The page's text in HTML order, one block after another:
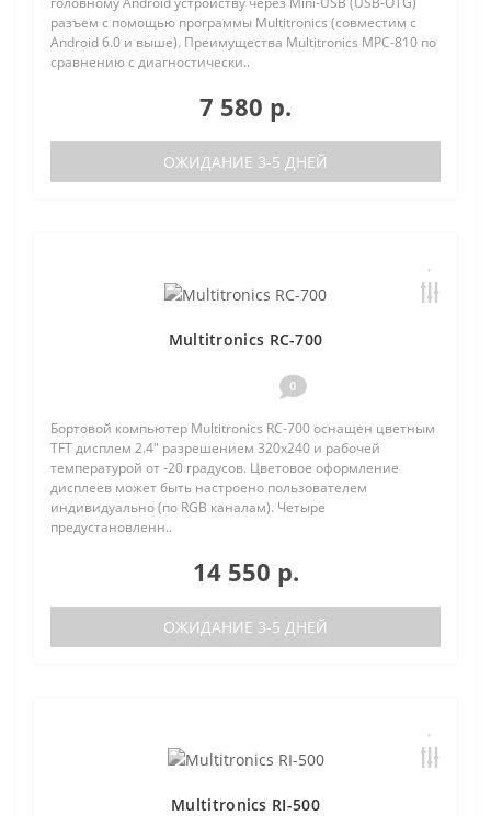
разъем с помощью программы Multitronics (совместим с
Android 6.0 и выше). Преимущества Multitronics MPC-810 по
сравнению с диагностически..
7 580 р.
ОЖИДАНИЕ 3-5 ДНЕЙ
Multitronics RC-700
0
Бортовой компьютер Multitronics RC-700 оснащен цветным
TFT дисплем 2.4" разрешением 320х240 и рабочей
температурой от -20 градусов. Цветовое оформление
дисплеев может быть настроено пользователем
индивидуально (по RGB каналам). Четыре
предустановленн..
14 550 р.
ОЖИДАНИЕ 3-5 ДНЕЙ
Multitronics RI-500